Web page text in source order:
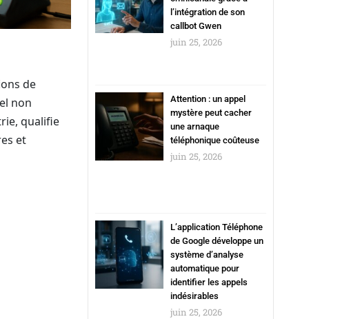
de
non
qualifie
et
l’intégration de son
callbot Gwen
juin 25, 2026
Attention : un appel
mystère peut cacher
une arnaque
téléphonique coûteuse
juin 25, 2026
L’application Téléphone
de Google développe un
système d’analyse
automatique pour
identifier les appels
indésirables
juin 25, 2026